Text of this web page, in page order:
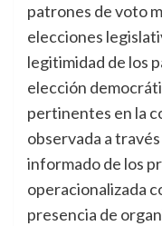
patrones de voto
elecciones
legitimidad de los
elección
pertinentes en la
observada a
informado de los
operacionalizada
presencia de